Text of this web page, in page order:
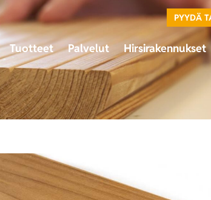
PYYDÄ
Tuotteet Palvelut Hirsirakennukset